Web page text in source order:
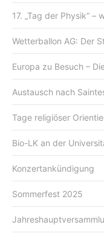
17. „Tag der Physik“
Wetterballon AG: Der
Europa zu Besuch –
Austausch nach
Tage religiöser
Bio-LK an der
Konzertankündigung
Sommerfest 2025